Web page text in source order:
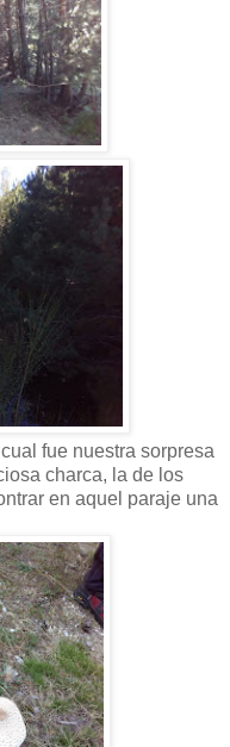
fue nuestra sorpresa
charca, la de los
en aquel paraje una